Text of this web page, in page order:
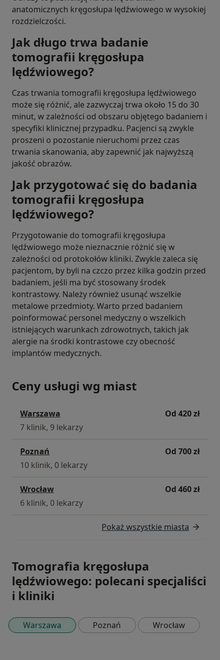
anatomicznych kręgosłupa lędźwiowego w wysokiej
rozdzielczości.
Jak długo trwa badanie
tomografii kręgosłupa
lędźwiowego?
Czas trwania tomografii kręgosłupa lędźwiowego
może się różnić, ale zazwyczaj trwa około 15 do 30
minut, w zależności od obszaru objętego badaniem i
specyfiki klinicznej przypadku. Pacjenci są zwykle
proszeni o pozostanie nieruchomi przez czas
trwania skanowania, aby zapewnić jak najwyższą
jakość obrazów.
Jak przygotować się do badania
tomografii kręgosłupa
lędźwiowego?
Przygotowanie do tomografii kręgosłupa
lędźwiowego może nieznacznie różnić się w
zależności od protokołów kliniki. Zwykle zaleca się
pacjentom, by byli na czczo przez kilka godzin przed
badaniem, jeśli ma być stosowany środek
kontrastowy. Należy również usunąć wszelkie
metalowe przedmioty. Warto przed badaniem
poinformować personel medyczny o wszelkich
istniejących warunkach zdrowotnych, takich jak
alergie na środki kontrastowe czy obecność
implantów medycznych.
Ceny usługi wg miast
Warszawa
Od 420 zł
7 klinik, 9 lekarzy
Poznań
Od 700 zł
10 klinik, 0 lekarzy
Wrocław
Od 460 zł
6 klinik, 0 lekarzy
Pokaż wszystkie miasta
Tomografia kręgosłupa
lędźwiowego: polecani specjaliści
i kliniki
Warszawa Poznań Wrocław